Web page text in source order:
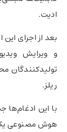
ادیت.
بعد از اجرای
و ویرایش
تولیدکنندگان
ریلز.
هوش مصنوعی یک